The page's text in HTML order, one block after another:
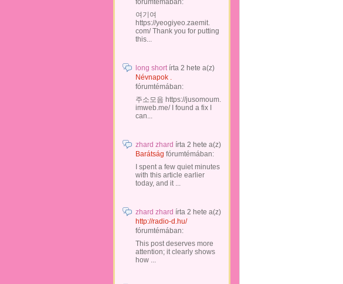
fórumtémában:
여기여
https://yeogiyeo.zaemit.
com/ Thank you for putting
this...
long shortírta 2 hete a(z)
Névnapok .
fórumtémában:
주소모음 https://jusomoum.
imweb.me/ I found a fix I
can...
zhard zhard írta 2 hete a(z)
Barátság fórumtémában:
I spent a few quiet minutes
with this article earlier
today, and it ...
zhard zhard írta 2 hete a(z)
http://radio-d.hu/
fórumtémában:
This post deserves more
attention; it clearly shows
how ...